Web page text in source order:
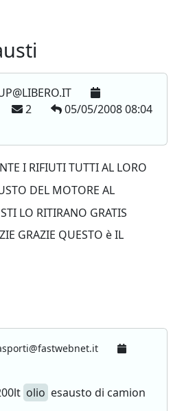
2
05/05/2008 08:04
I RIFIUTI TUTTI AL LORO
DEL MOTORE AL
LO RITIRANO GRATIS
GRAZIE QUESTO è IL
olio esausto di camion